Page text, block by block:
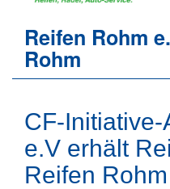
Reifen Rohm
Rohm
CF-
e.V erhält
Reifen Rohm